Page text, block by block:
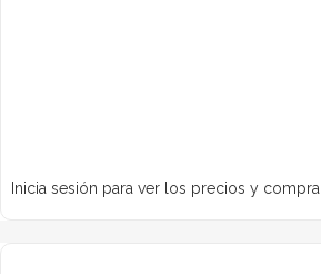
Inicia sesión para ver los precios y